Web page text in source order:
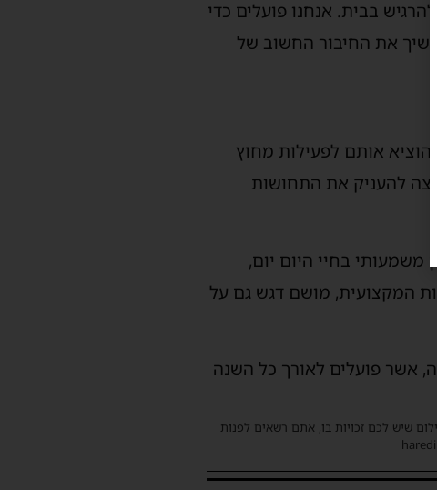
בבית. אנחנו פועלים כדי
את החיבור החשוב של
אותם לפעילות מחוץ
להעניק את התחושות
בחיי היום יום,
המקצועית, מושם דגש גם על
אשר פועלים לאורך כל השנה
שיש לכם זכויות בו, אתם רשאים לפנות